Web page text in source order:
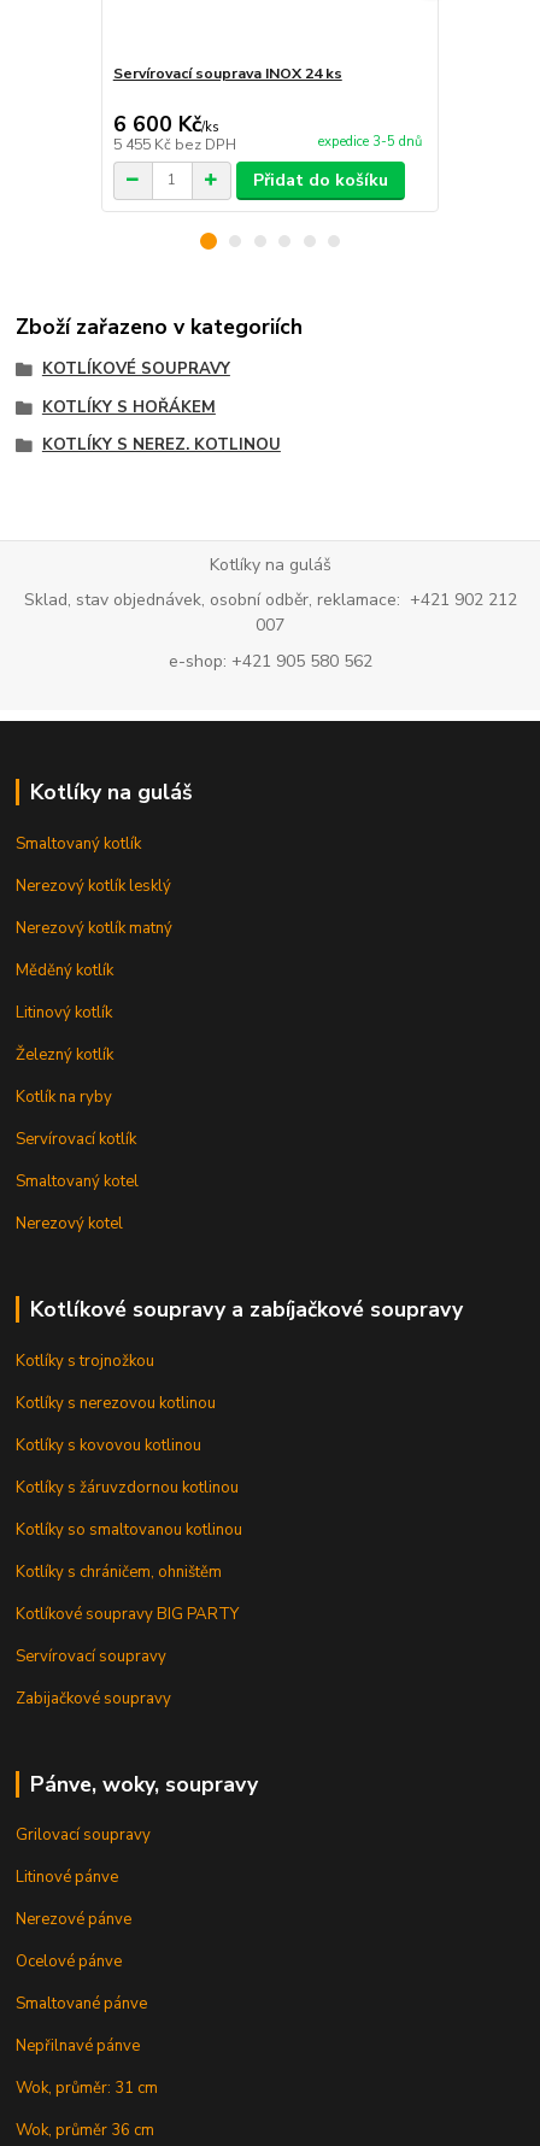
Servírovací souprava INOX 24 ks
6 600 Kč/ks
5 455 Kč bez DPH expedice 3-5 dnů
Přidat do košíku
Zboží zařazeno v kategoriích
KOTLÍKOVÉ SOUPRAVY
KOTLÍKY S HOŘÁKEM
KOTLÍKY S NEREZ. KOTLINOU
Kotlíky na guláš
Sklad, stav objednávek, osobní odběr, reklamace: +421 902 212
007
e-shop: +421 905 580 562
Kotlíky na guláš
Smaltovaný kotlík
Nerezový kotlík lesklý
Nerezový kotlík matný
Měděný kotlík
Litinový kotlík
Železný kotlík
Kotlík na ryby
Servírovací kotlík
Smaltovaný kotel
Nerezový kotel
Kotlíkové soupravy a zabíjačkové soupravy
Kotlíky s trojnožkou
Kotlíky s nerezovou kotlinou
Kotlíky s kovovou kotlinou
Kotlíky s žáruvzdornou kotlinou
Kotlíky so smaltovanou kotlinou
Kotlíky s chráničem, ohništěm
Kotlíkové soupravy BIG PARTY
Servírovací soupravy
Zabijačkové soupravy
Pánve, woky, soupravy
Grilovací soupravy
Litinové pánve
Nerezové pánve
Ocelové pánve
Smaltované pánve
Nepřilnavé pánve
Wok, průměr: 31 cm
Wok, průměr 36 cm